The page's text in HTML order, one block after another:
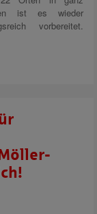
ist es wieder
vorbereitet.